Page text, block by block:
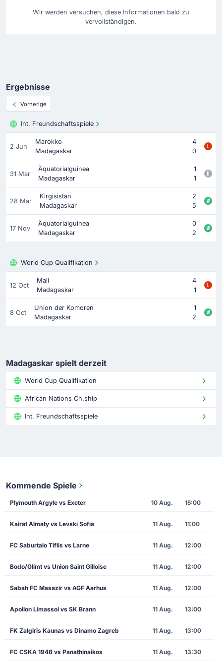
Wir werden versuchen, diese Informationen bald zu
vervollständigen.
Ergebnisse
Vorherige
Int. Freundschaftsspiele
2 Jun
Marokko
4
Madagaskar
0
31 Mar
Äquatorialguinea
1
Madagaskar
1
28 Mar
Kirgisistan
2
Madagaskar
5
17 Nov
Äquatorialguinea
0
Madagaskar
2
World Cup Qualifikation
12 Oct
Mali
4
Madagaskar
1
8 Oct
Union der Komoren
1
Madagaskar
2
Madagaskar spielt derzeit
World Cup Qualifikation
African Nations Ch.ship
Int. Freundschaftsspiele
Kommende Spiele
Plymouth Argyle vs Exeter 10 Aug. 15:00
Kairat Almaty vs Levski Sofia 11 Aug. 11:00
FC Saburtalo Tiflis vs Larne 11 Aug. 12:00
Bodo/Glimt vs Union Saint Gilloise 11 Aug. 12:00
Sabah FC Masazir vs AGF Aarhus 11 Aug. 12:00
Apollon Limassol vs SK Brann 11 Aug. 13:00
FK Zalgiris Kaunas vs Dinamo Zagreb 11 Aug. 13:00
FC CSKA 1948 vs Panathinaikos 11 Aug. 13:30